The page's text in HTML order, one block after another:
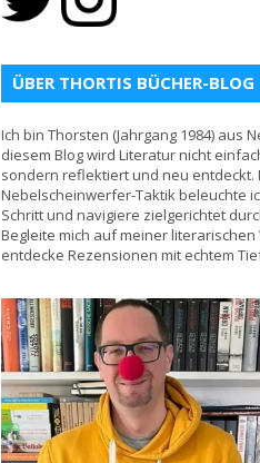
ÜBER THORTIS BÜCHER-BLOG
Ich bin Thorsten (Jahrgang 1984) aus
diesem Blog wird Literatur nicht
sondern reflektiert und neu entdeckt.
Nebelscheinwerfer-Taktik beleuchte
Schritt und navigiere zielgerichtet
Begleite mich auf meiner
entdecke Rezensionen mit echtem